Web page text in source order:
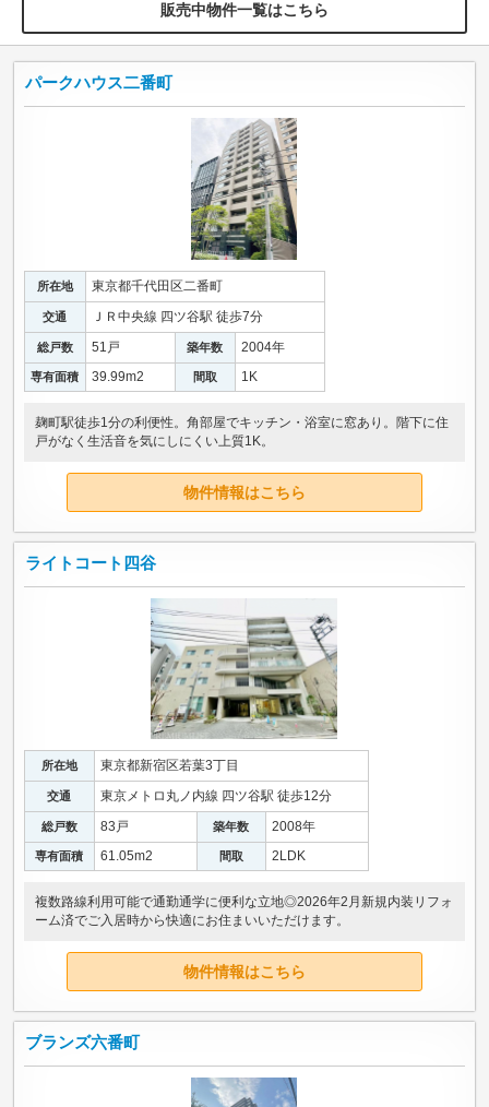
販売中物件一覧はこちら
パークハウス二番町
所在地 東京都千代田区二番町
交通 ＪＲ中央線 四ツ谷駅 徒歩7分
総戸数 51戸 築年数 2004年
専有面積 39.99m2 間取 1K
麹町駅徒歩1分の利便性。角部屋でキッチン・浴室に窓あり。階下に住
戸がなく生活音を気にしにくい上質1K。
物件情報はこちら
ライトコート四谷
所在地 東京都新宿区若葉3丁目
交通 東京メトロ丸ノ内線 四ツ谷駅 徒歩12分
総戸数 83戸 築年数 2008年
専有面積 61.05m2 間取 2LDK
複数路線利用可能で通勤通学に便利な立地◎2026年2月新規内装リフォ
ーム済でご入居時から快適にお住まいいただけます。
物件情報はこちら
ブランズ六番町